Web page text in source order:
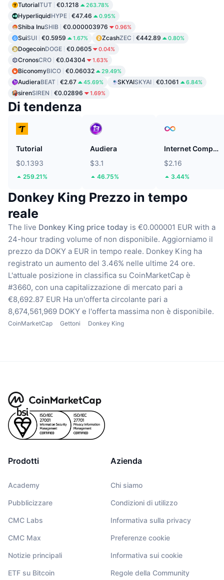
TutorialTUT €0.1218 263.78%
HyperliquidHYPE €47.46 0.95%
Shiba InuSHIB €0.000003976 0.96%
SuiSUI €0.5959 1.67% ZcashZEC €442.89 0.80%
DogecoinDOGE €0.0605 0.04%
CronosCRO €0.04304 1.63%
BiconomyBICO €0.06032 29.49%
AudieraBEAT €2.67 45.69% SKYAISKYAI €0.1061 6.84%
sirenSIREN €0.02896 1.69%
Di tendenza
Tutorial
$0.1393
259.21%
Audiera
$3.1
46.75%
Internet Computer
$2.16
3.44%
Donkey King Prezzo in tempo
reale
The live Donkey King price today is €0.000001 EUR with a
24-hour trading volume of non disponibile. Aggiorniamo il
prezzo da DOKY a EUR in tempo reale. Donkey King ha
registrato un aumento del 3.46% nelle ultime 24 ore.
L'attuale posizione in classifica su CoinMarketCap è
#3660, con una capitalizzazione di mercato pari a
€8,692.87 EUR Ha un'offerta circolante pari a
8,674,561,969 DOKY e l'offerta massima non è disponibile.
CoinMarketCap Gettoni Donkey King
Prodotti
Academy
Pubblicizzare
CMC Labs
CMC Max
Notizie principali
ETF su Bitcoin
Azienda
Chi siamo
Condizioni di utilizzo
Informativa sulla privacy
Preferenze cookie
Informativa sui cookie
Regole della Community